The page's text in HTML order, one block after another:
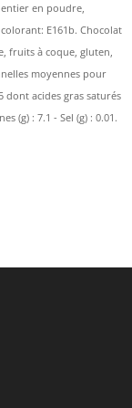
entier en poudre,
E161b. Chocolat
fruits à coque, gluten,
moyennes pour
dont acides gras saturés
(g) : 7.1 - Sel (g) : 0.01.